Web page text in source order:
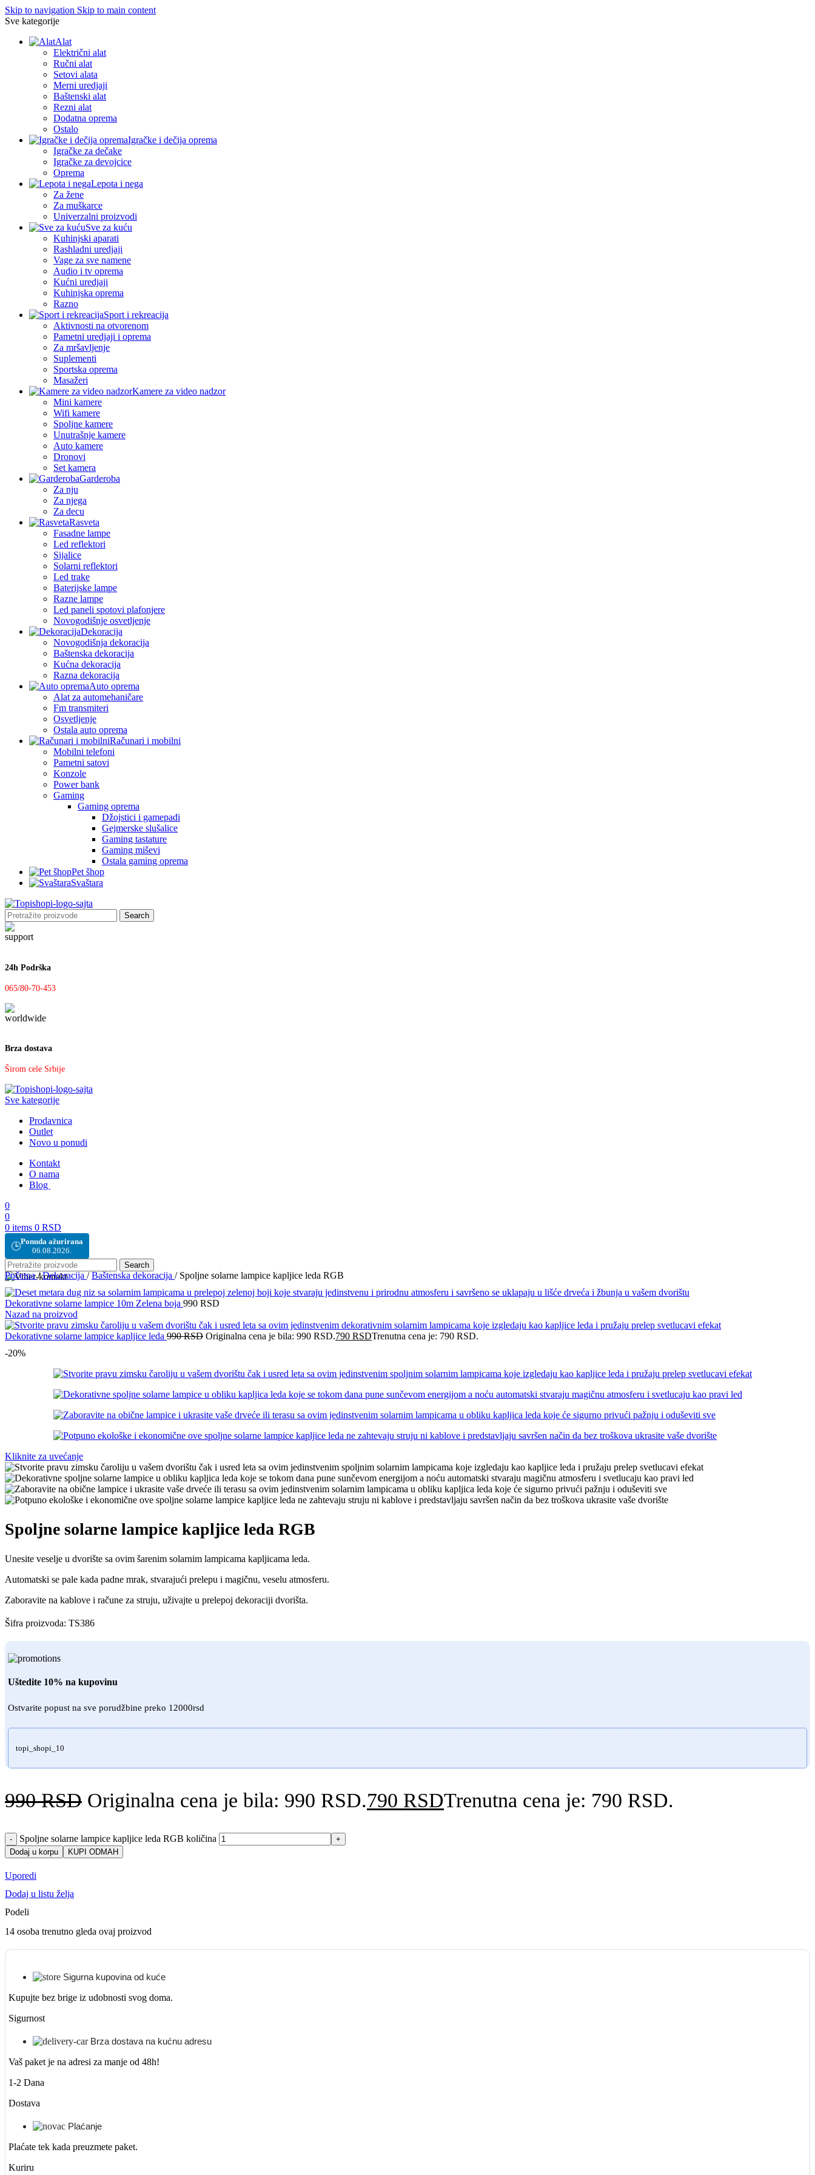
Skip to navigation Skip to main content
Sve kategorije
Alat
Električni alat
Ručni alat
Setovi alata
Merni uredjaji
Baštenski alat
Rezni alat
Dodatna oprema
Ostalo
Igračke i dečija oprema
Igračke za dečake
Igračke za devojcice
Oprema
Lepota i nega
Za žene
Za muškarce
Univerzalni proizvodi
Sve za kuću
Kuhinjski aparati
Rashladni uredjaji
Vage za sve namene
Audio i tv oprema
Kućni uredjaji
Kuhinjska oprema
Razno
Sport i rekreacija
Aktivnosti na otvorenom
Pametni uredjaji i oprema
Za mršavljenje
Suplementi
Sportska oprema
Masažeri
Kamere za video nadzor
Mini kamere
Wifi kamere
Spoljne kamere
Unutrašnje kamere
Auto kamere
Dronovi
Set kamera
Garderoba
Za nju
Za njega
Za decu
Rasveta
Fasadne lampe
Led reflektori
Sijalice
Solarni reflektori
Led trake
Baterijske lampe
Razne lampe
Led paneli spotovi plafonjere
Novogodišnje osvetljenje
Dekoracija
Novogodišnja dekoracija
Baštenska dekoracija
Kućna dekoracija
Razna dekoracija
Auto oprema
Alat za automehaničare
Fm transmiteri
Osvetljenje
Ostala auto oprema
Računari i mobilni
Mobilni telefoni
Pametni satovi
Konzole
Power bank
Gaming
Gaming oprema
Džojstici i gamepadi
Gejmerske slušalice
Gaming tastature
Gaming miševi
Ostala gaming oprema
Pet šhop
Svaštara
Search
24h Podrška
065/80-70-453
Brza dostava
Širom cele Srbije
Sve kategorije
Prodavnica
Outlet
Novo u ponudi
Kontakt
O nama
Blog
0
0
0 items 0 RSD
🕒Ponuda ažurirana
06.08.2026.
Search
Početna/ Dekoracija / Baštenska dekoracija / Spoljne solarne lampice kapljice leda RGB
Dekorativne solarne lampice 10m Zelena boja 990 RSD
Nazad na proizvod
Dekorativne solarne lampice kapljice leda 990RSD Originalna cena je bila: 990 RSD.790 RSDTrenutna cena je: 790 RSD.
-20%
Kliknite za uvećanje
Spoljne solarne lampice kapljice leda RGB
Unesite veselje u dvorište sa ovim šarenim solarnim lampicama kapljicama leda.
Automatski se pale kada padne mrak, stvarajući prelepu i magičnu, veselu atmosferu.
Zaboravite na kablove i račune za struju, uživajte u prelepoj dekoraciji dvorišta.
Šifra proizvoda: TS386
Uštedite 10% na kupovinu
Ostvarite popust na sve porudžbine preko 12000rsd
topi_shopi_10
990RSD Originalna cena je bila: 990 RSD.790 RSDTrenutna cena je: 790 RSD.
- Spoljne solarne lampice kapljice leda RGB količina
+
Dodaj u korpu
KUPI ODMAH
Uporedi
Dodaj u listu želja
Podeli
14 osoba trenutno gleda ovaj proizvod
Sigurna kupovina od kuće
Kupujte bez brige iz udobnosti svog doma.
Sigurnost
Brza dostava na kućnu adresu
Vaš paket je na adresi za manje od 48h!
1-2 Dana
Dostava
Plaćanje
Plaćate tek kada preuzmete paket.
Kuriru